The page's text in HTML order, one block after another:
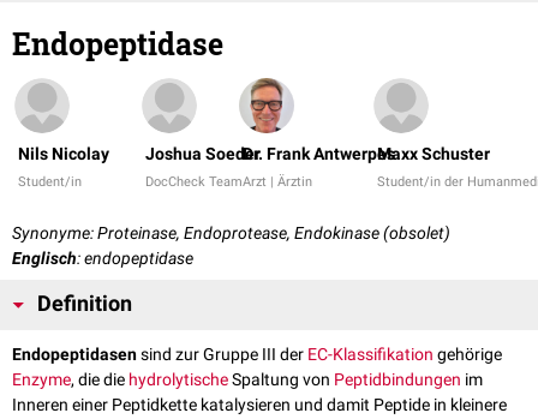
Endopeptidase
Nils Nicolay
Student/in
Joshua Soeder
DocCheck Team
Dr. Frank Antwerpes
Arzt | Ärztin
Maxx Schuster
Student/in der
Synonyme: Proteinase, Endoprotease, Endokinase (obsolet)
Englisch: endopeptidase
Definition
Endopeptidasensind zur Gruppe III der EC-Klassifikation gehörige
Enzyme, die die hydrolytischeSpaltung von Peptidbindungen im
Inneren einer Peptidkette katalysieren und damit Peptide in kleinere